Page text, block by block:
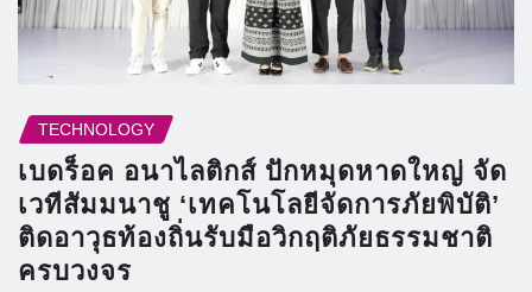
TECHNOLOGY
เบดร็อค อนาไลติกส์ ปักหมุดหาดใหญ่ จัด
เวทีสัมมนาชู ‘เทคโนโลยีจัดการภัยพิบัติ’
ติดอาวุธท้องถิ่นรับมือวิกฤติภัยธรรมชาติ
ครบวงจร